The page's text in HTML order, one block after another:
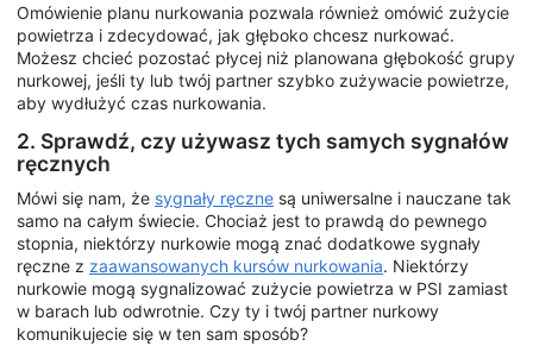
Omówienie planu nurkowania pozwala również omówić zużycie
powietrza i zdecydować, jak głęboko chcesz nurkować.
Możesz chcieć pozostać płycej niż planowana głębokość grupy
nurkowej, jeśli ty lub twój partner szybko zużywacie powietrze,
aby wydłużyć czas nurkowania.
2. Sprawdź, czy używasz tych samych sygnałów
ręcznych
Mówi się nam, że sygnały ręczne są uniwersalne i nauczane tak
samo na całym świecie. Chociaż jest to prawdą do pewnego
stopnia, niektórzy nurkowie mogą znać dodatkowe sygnały
ręczne z zaawansowanych kursów nurkowania. Niektórzy
nurkowie mogą sygnalizować zużycie powietrza w PSI zamiast
w barach lub odwrotnie. Czy ty i twój partner nurkowy
komunikujecie się w ten sam sposób?